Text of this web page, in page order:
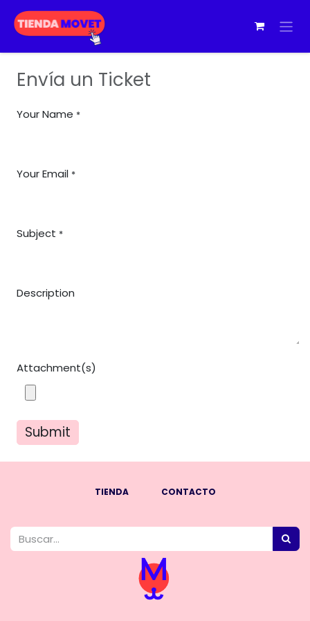
Envía un Ticket
Your Name *
Your Email *
Subject *
Description
Attachment(s)
Submit
TIENDA CONTACTO